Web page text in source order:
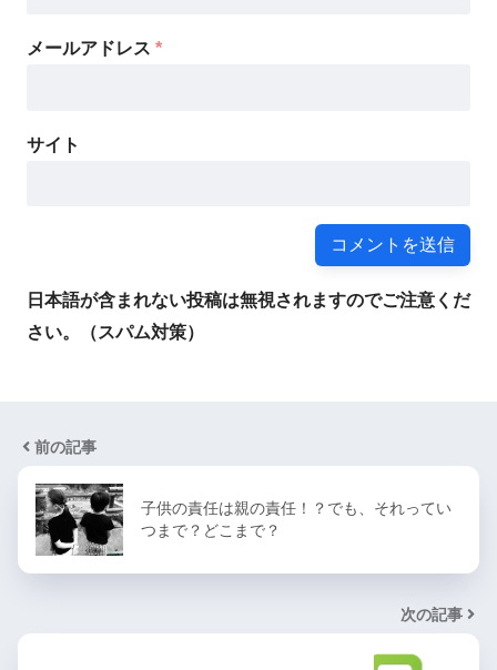
メールアドレス *
サイト
日本語が含まれない投稿は無視されますのでご注意くだ
さい。（スパム対策）
前の記事
子供の責任は親の責任！？でも、それってい
つまで？どこまで？
次の記事